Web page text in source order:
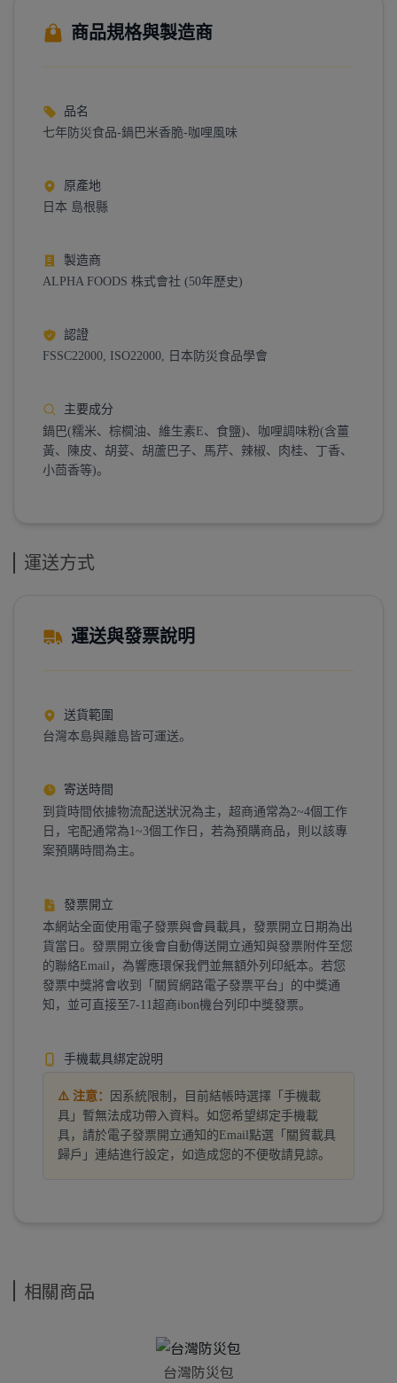
商品規格與製造商
品名
七年防災食品-鍋巴米香脆-咖哩風味
原產地
日本 島根縣
製造商
ALPHA FOODS 株式會社 (50年歷史)
認證
FSSC22000, ISO22000, 日本防災食品學會
主要成分
鍋巴(糯米、棕櫚油、維生素E、食鹽)、咖哩調味粉(含薑
黃、陳皮、胡荽、胡蘆巴子、馬芹、辣椒、肉桂、丁香、
小茴香等)。
運送方式
運送與發票說明
送貨範圍
台灣本島與離島皆可運送。
寄送時間
到貨時間依據物流配送狀況為主，超商通常為2~4個工作
日，宅配通常為1~3個工作日，若為預購商品，則以該專
案預購時間為主。
發票開立
本網站全面使用電子發票與會員載具，發票開立日期為出
貨當日。發票開立後會自動傳送開立通知與發票附件至您
的聯絡Email，為響應環保我們並無額外列印紙本。若您
發票中獎將會收到「關貿網路電子發票平台」的中獎通
知，並可直接至7-11超商ibon機台列印中獎發票。
手機載具綁定說明
⚠️ 注意：
因系統限制，目前結帳時選擇「手機載
具」暫無法成功帶入資料。如您希望綁定手機載
具，請於電子發票開立通知的Email點選「關貿載具
歸戶」連結進行設定，如造成您的不便敬請見諒。
相關商品
台灣防災包